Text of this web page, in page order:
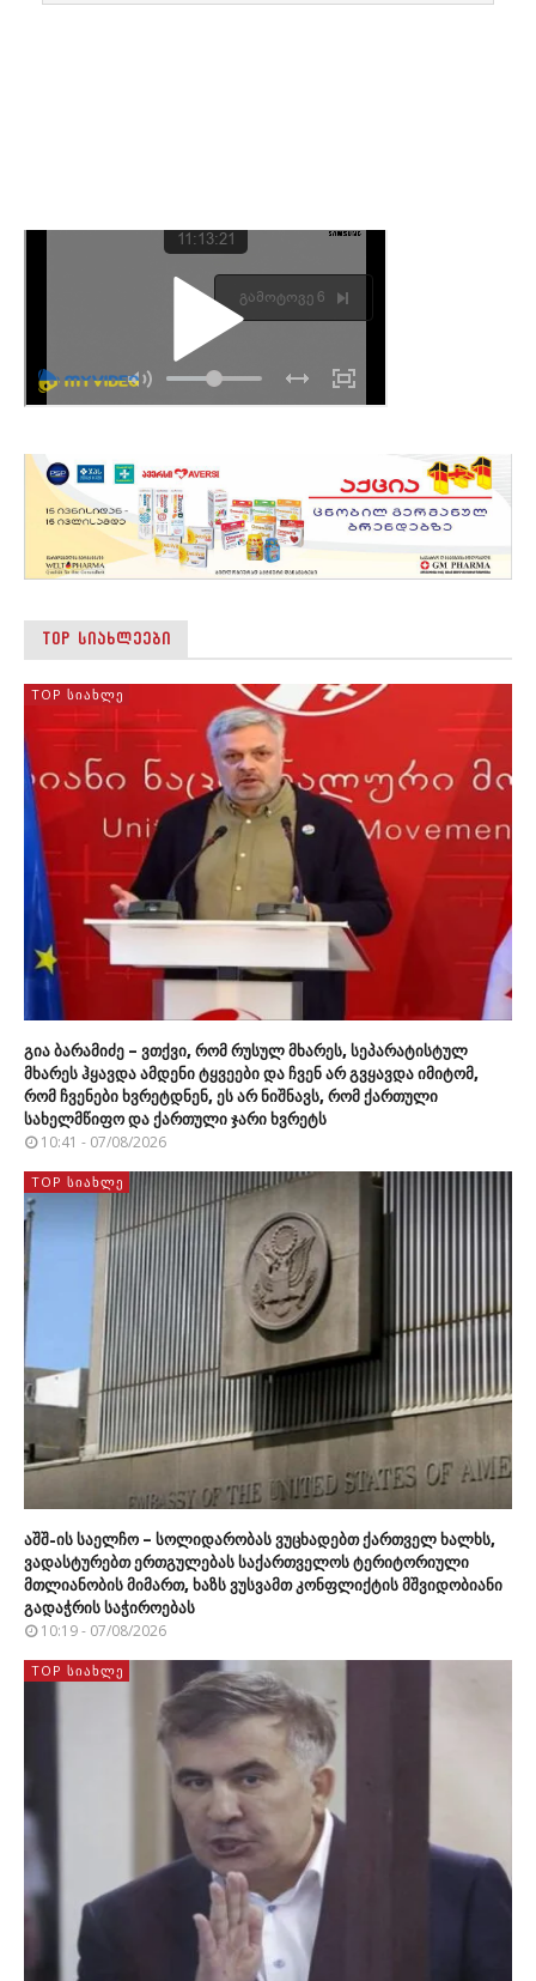
TOP ᲡᲘᲐᲮᲚᲔᲔᲑᲘ
TOP ᲡᲘᲐᲮᲚᲔ
გია ბარამიძე – ვთქვი, რომ რუსულ მხარეს, სეპარატისტულ
მხარეს ჰყავდა ამდენი ტყვეები და ჩვენ არ გვყავდა იმიტომ,
რომ ჩვენები ხვრეტდნენ, ეს არ ნიშნავს, რომ ქართული
სახელმწიფო და ქართული ჯარი ხვრეტს
10:41 - 07/08/2026
TOP ᲡᲘᲐᲮᲚᲔ
აშშ-ის საელჩო – სოლიდარობას ვუცხადებთ ქართველ ხალხს,
ვადასტურებთ ერთგულებას საქართველოს ტერიტორიული
მთლიანობის მიმართ, ხაზს ვუსვამთ კონფლიქტის მშვიდობიანი
გადაჭრის საჭიროებას
10:19 - 07/08/2026
TOP ᲡᲘᲐᲮᲚᲔ